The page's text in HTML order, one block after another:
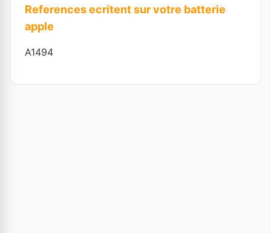
References ecritent sur votre batterie
apple
A1494